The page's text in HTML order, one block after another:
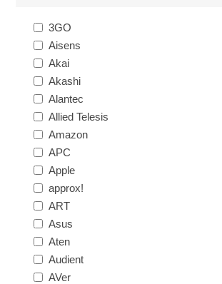
3GO
Aisens
Akai
Akashi
Alantec
Allied Telesis
Amazon
APC
Apple
approx!
ART
Asus
Aten
Audient
AVer